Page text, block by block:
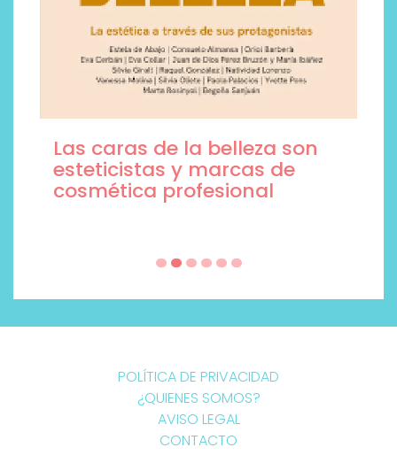
Las caras de la belleza son
esteticistas y marcas de
cosmética profesional
POLÍTICA DE PRIVACIDAD
¿QUIENES SOMOS?
AVISO LEGAL
CONTACTO